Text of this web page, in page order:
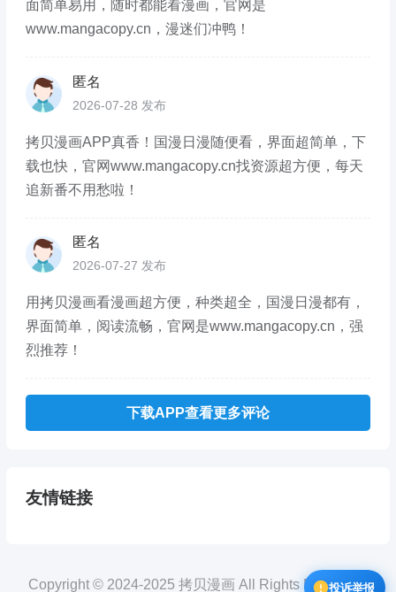
面简单易用，随时都能看漫画，官网是
www.mangacopy.cn，漫迷们冲鸭！
匿名
2026-07-28 发布
拷贝漫画APP真香！国漫日漫随便看，界面超简单，下
载也快，官网www.mangacopy.cn找资源超方便，每天
追新番不用愁啦！
匿名
2026-07-27 发布
用拷贝漫画看漫画超方便，种类超全，国漫日漫都有，
界面简单，阅读流畅，官网是www.mangacopy.cn，强
烈推荐！
下载APP查看更多评论
友情链接
Copyright © 2024-2025 拷贝漫画 All Rights Reserved.
投诉举报